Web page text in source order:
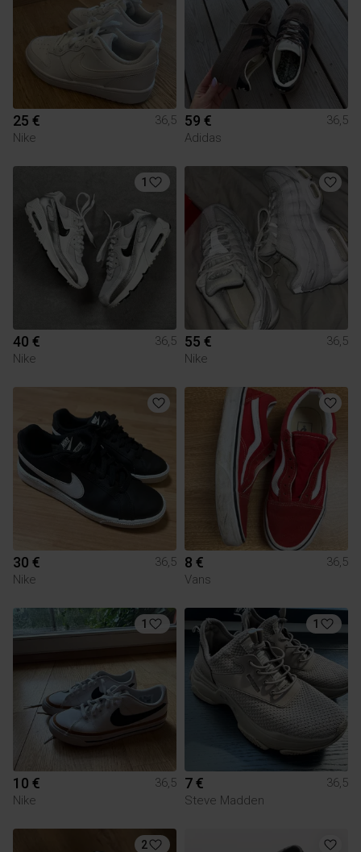
25 €
36,5
Nike
59 €
36,5
Adidas
1
40 €
36,5
Nike
55 €
36,5
Nike
30 €
36,5
Nike
8 €
36,5
Vans
1
10 €
36,5
Nike
1
7 €
36,5
Steve Madden
2